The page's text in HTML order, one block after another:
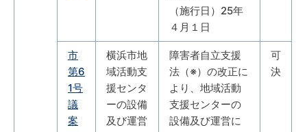
（施行日）25年
４月１日
市
第6
1号
議
案
横浜市地
域活動支
援センタ
ーの設備
及び運営
障害者自立支援
法（※）の改正に
より、地域活動
支援センターの
設備及び運営に
可
決